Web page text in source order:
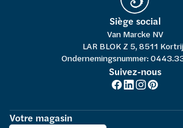
Siège social
Van Marcke NV
LAR BLOK Z 5, 8511
Ondernemingsnummer:
Suivez-nous
Votre magasin